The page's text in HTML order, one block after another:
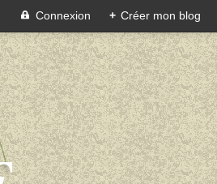
Connexion + Créer mon blog